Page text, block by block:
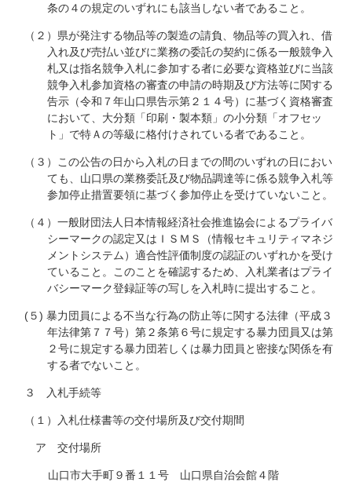
条の４の規定のいずれにも該当しない者であること。
（２）県が発注する物品等の製造の請負、物品等の買入れ、借
入れ及び売払い並びに業務の委託の契約に係る一般競争入
札又は指名競争入札に参加する者に必要な資格並びに当該
競争入札参加資格の審査の申請の時期及び方法等に関する
告示（令和７年山口県告示第２１４号）に基づく資格審査
において、大分類「印刷・製本類」の小分類「オフセッ
ト」で特Ａの等級に格付けされている者であること。
（３）この公告の日から入札の日までの間のいずれの日におい
ても、山口県の業務委託及び物品調達等に係る競争入札等
参加停止措置要領に基づく参加停止を受けていないこと。
（４）一般財団法人日本情報経済社会推進協会によるプライバ
シーマークの認定又はＩＳＭＳ（情報セキュリティマネジ
メントシステム）適合性評価制度の認証のいずれかを受け
ていること。このことを確認するため、入札業者はプライ
バシーマーク登録証等の写しを入札時に提出すること。
(５) 暴力団員による不当な行為の防止等に関する法律（平成３
年法律第７７号）第２条第６号に規定する暴力団員又は第
２号に規定する暴力団若しくは暴力団員と密接な関係を有
する者でないこと。
３ 入札手続等
（１）入札仕様書等の交付場所及び交付期間
ア 交付場所
山口市大手町９番１１号 山口県自治会館４階